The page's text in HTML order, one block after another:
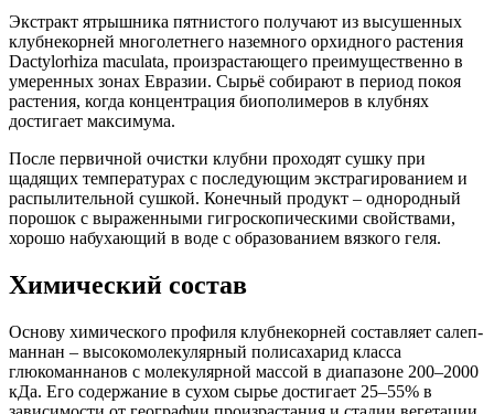
Экстракт ятрышника пятнистого получают из высушенных
клубнекорней многолетнего наземного орхидного растения
Dactylorhiza maculata, произрастающего преимущественно в
умеренных зонах Евразии. Сырьё собирают в период покоя
растения, когда концентрация биополимеров в клубнях
достигает максимума.
После первичной очистки клубни проходят сушку при
щадящих температурах с последующим экстрагированием и
распылительной сушкой. Конечный продукт – однородный
порошок с выраженными гигроскопическими свойствами,
хорошо набухающий в воде с образованием вязкого геля.
Химический состав
Основу химического профиля клубнекорней составляет салеп-
маннан – высокомолекулярный полисахарид класса
глюкоманнанов с молекулярной массой в диапазоне 200–2000
кДа. Его содержание в сухом сырье достигает 25–55% в